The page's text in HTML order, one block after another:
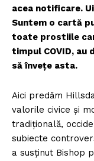
acea notificare.
Suntem o cartă
toate prostiile
timpul COVID, au
să învețe asta.
Aici predăm
valorile civice și
tradițională,
subiecte
a susținut Bishop